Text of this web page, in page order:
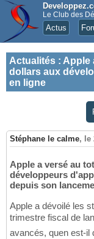
Le Club des
Actus
Actualités : Apple
dollars aux
en ligne
Stéphane le calme,
Apple a versé au
développeurs
depuis son
Apple a dévoilé les
trimestre fiscal de
avancés, quen est-